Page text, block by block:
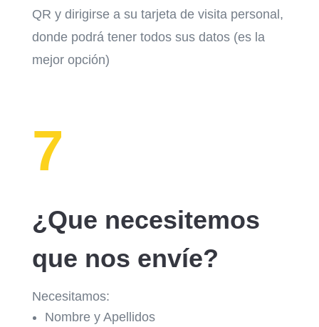
QR y dirigirse a su tarjeta de visita personal,
donde podrá tener todos sus datos (es la
mejor opción)
7
¿Que necesitemos
que nos envíe?
Necesitamos:
Nombre y Apellidos